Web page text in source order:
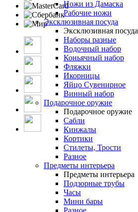
Ножи из Дамаска
Рабочие ножи
Эксклюзивная посуда
Эксклюзивная посуда
Наборы разные
Водочный набор
Коньячный набор
Фляжки
Икорницы
Яйцо Сувенирное
Винный набор
Подарочное оружие
Подарочное оружие
Сабли
Кинжалы
Кортики
Стилеты, Трости
Разное
Предметы интерьера
Предметы интерьера
Подзорные трубы
Часы
Мини бары
Разное